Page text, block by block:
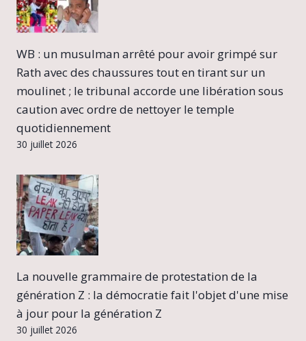
WB : un musulman arrêté pour avoir grimpé sur
Rath avec des chaussures tout en tirant sur un
moulinet ; le tribunal accorde une libération sous
caution avec ordre de nettoyer le temple
quotidiennement
30 juillet 2026
La nouvelle grammaire de protestation de la
génération Z : la démocratie fait l'objet d'une mise
à jour pour la génération Z
30 juillet 2026